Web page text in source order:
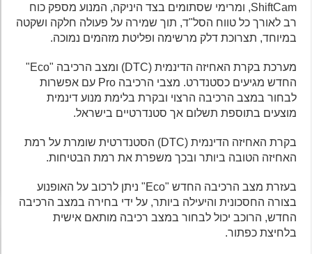
ShiftCam, ומרימי שסתומים בצד היניקה, המנוע מספק כוח
רב לאורך כל טווח הסל"ד, תוך שמירה על פעולה חלקה ושקטה
במיוחד, תצרוכת דלק מרשימה ופליטת מזהמים נמוכה.
מערכת בקרת האחיזה הדינמית (DTC) ומצב הרכיבה "Eco"
החדש מגיעים כסטנדרט. מצבי הרכיבה Pro עם אפשרות
לבחור במצב הרכיבה הרצוי ובקרת בלימת מנוע דינמית
מוצעים בתוספת תשלום אך סטנדרטיים בישראל.
בקרת האחיזה הדינמית (DTC) הסטנדרטית שומרת על רמת
האחיזה הטובה ביותר ובכך משפרת את רמת הבטיחות.
בעזרת מצב הרכיבה החדש "Eco" ניתן לרכוב על האופנוע
בצורה החסכונית והיעילה ביותר, על ידי בחירה במצב הרכיבה
החדש, הרוכב יכול לבחור במצב רכיבה מותאם אישית
בלחיצת כפתור.